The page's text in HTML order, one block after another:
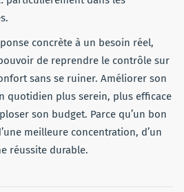
concrète à un besoin réel,
de reprendre le contrôle sur
sans se ruiner. Améliorer son
quotidien plus serein, plus efficace
son budget. Parce qu’un bon
meilleure concentration, d’un
réussite durable.